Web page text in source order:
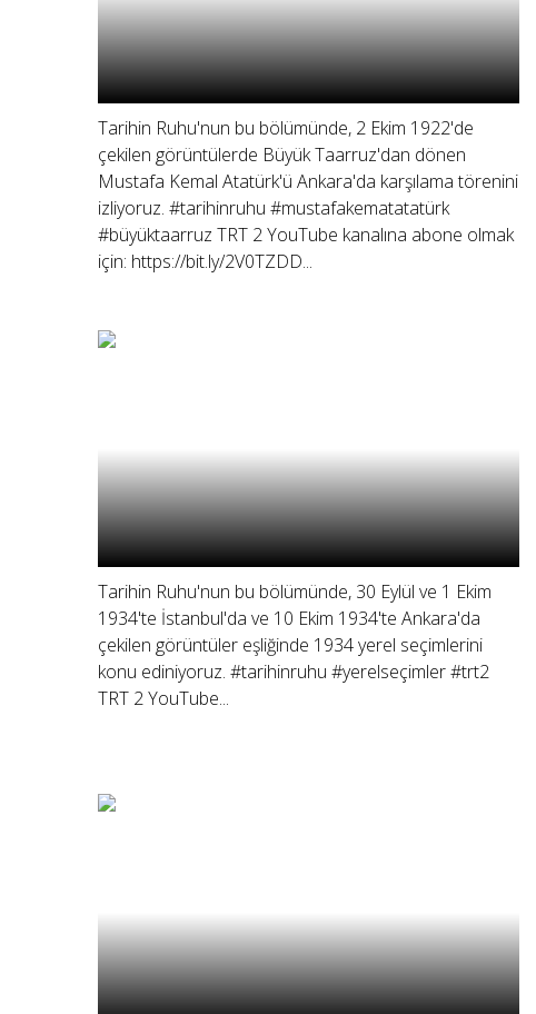
Tarihin Ruhu'nun bu bölümünde, 2 Ekim 1922'de
çekilen görüntülerde Büyük Taarruz'dan dönen
Mustafa Kemal Atatürk'ü Ankara'da karşılama törenini
izliyoruz. #tarihinruhu #mustafakematatatürk
#büyüktaarruz TRT 2 YouTube kanalına abone olmak
için: https://bit.ly/2V0TZDD...
Tarihin Ruhu'nun bu bölümünde, 30 Eylül ve 1 Ekim
1934'te İstanbul'da ve 10 Ekim 1934'te Ankara'da
çekilen görüntüler eşliğinde 1934 yerel seçimlerini
konu ediniyoruz. #tarihinruhu #yerelseçimler #trt2
TRT 2 YouTube...